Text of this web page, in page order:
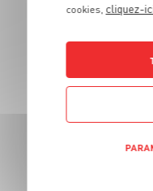
TABOULÉ
Semoule de blé
Dans la limite
cookies, cliquez-